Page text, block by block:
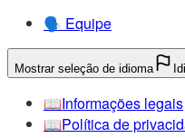
🗣️ Equipe
Mostrar seleção de idioma
📖️Informações legais
📖️Política de